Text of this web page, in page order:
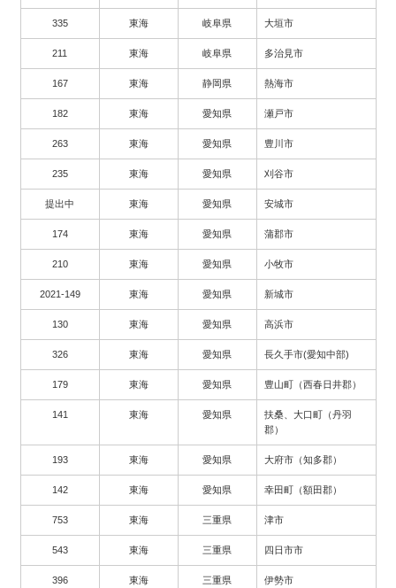
335 東海 岐阜県 大垣市
211 東海 岐阜県 多治見市
167 東海 静岡県 熱海市
182 東海 愛知県 瀬戸市
263 東海 愛知県 豊川市
235 東海 愛知県 刈谷市
提出中 東海 愛知県 安城市
174 東海 愛知県 蒲郡市
210 東海 愛知県 小牧市
2021-149 東海 愛知県 新城市
130 東海 愛知県 高浜市
326 東海 愛知県 長久手市(愛知中部)
179 東海 愛知県 豊山町（西春日井郡）
141 東海 愛知県
扶桑、大口町（丹羽
郡）
193 東海 愛知県 大府市（知多郡）
142 東海 愛知県 幸田町（額田郡）
753 東海 三重県 津市
543 東海 三重県 四日市市
396 東海 三重県 伊勢市